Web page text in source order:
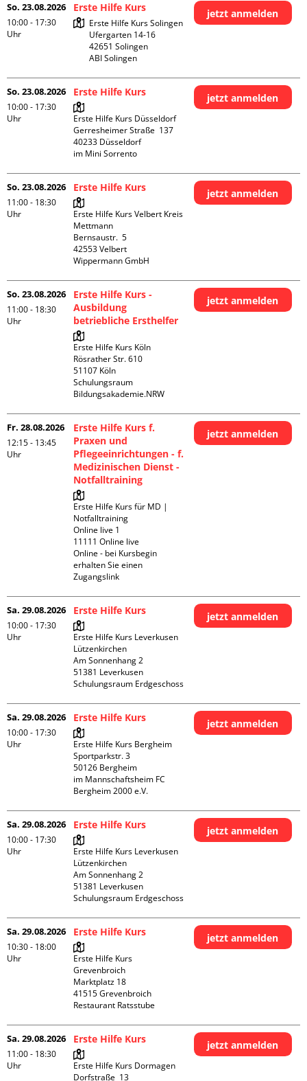
So. 23.08.2026
10:00 - 17:30
Uhr
Erste Hilfe Kurs
Erste Hilfe Kurs Solingen
Ufergarten 14-16
42651 Solingen
ABI Solingen
jetzt anmelden
So. 23.08.2026
10:00 - 17:30
Uhr
Erste Hilfe Kurs
Erste Hilfe Kurs Düsseldorf
Gerresheimer Straße  137
40233 Düsseldorf
im Mini Sorrento
jetzt anmelden
So. 23.08.2026
11:00 - 18:30
Uhr
Erste Hilfe Kurs
Erste Hilfe Kurs Velbert Kreis
Mettmann
Bernsaustr.  5
42553 Velbert
Wippermann GmbH
jetzt anmelden
So. 23.08.2026
11:00 - 18:30
Uhr
Erste Hilfe Kurs -
Ausbildung
betriebliche Ersthelfer
Erste Hilfe Kurs Köln
Rösrather Str. 610
51107 Köln
Schulungsraum
Bildungsakademie.NRW
jetzt anmelden
Fr. 28.08.2026
12:15 - 13:45
Uhr
Erste Hilfe Kurs f.
Praxen und
Pflegeeinrichtungen - f.
Medizinischen Dienst -
Notfalltraining
Erste Hilfe Kurs für MD |
Notfalltraining
Online live 1
11111 Online live
Online - bei Kursbegin
erhalten Sie einen
Zugangslink
jetzt anmelden
Sa. 29.08.2026
10:00 - 17:30
Uhr
Erste Hilfe Kurs
Erste Hilfe Kurs Leverkusen
Lützenkirchen
Am Sonnenhang 2
51381 Leverkusen
Schulungsraum Erdgeschoss
jetzt anmelden
Sa. 29.08.2026
10:00 - 17:30
Uhr
Erste Hilfe Kurs
Erste Hilfe Kurs Bergheim
Sportparkstr. 3
50126 Bergheim
im Mannschaftsheim FC
Bergheim 2000 e.V.
jetzt anmelden
Sa. 29.08.2026
10:00 - 17:30
Uhr
Erste Hilfe Kurs
Erste Hilfe Kurs Leverkusen
Lützenkirchen
Am Sonnenhang 2
51381 Leverkusen
Schulungsraum Erdgeschoss
jetzt anmelden
Sa. 29.08.2026
10:30 - 18:00
Uhr
Erste Hilfe Kurs
Erste Hilfe Kurs
Grevenbroich
Marktplatz 18
41515 Grevenbroich
Restaurant Ratsstube
jetzt anmelden
Sa. 29.08.2026
11:00 - 18:30
Uhr
Erste Hilfe Kurs
Erste Hilfe Kurs Dormagen
Dorfstraße  13
jetzt anmelden